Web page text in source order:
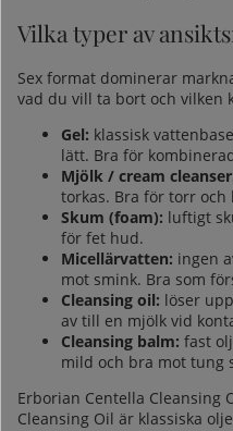
Vilka typer av
Sex format dominerar
vad du vill ta bort och vilken
Gel: klassisk
lätt. Bra för
Mjölk / cream
torkas. Bra för torr och
Skum (foam): luftigt
för fet hud.
Micellärvatten: ingen
mot smink. Bra som
Cleansing oil: löser
av till en mjölk vid
Cleansing balm: fast
mild och bra mot tung
Erborian Centella Cleansing
Cleansing Oil är klassiska